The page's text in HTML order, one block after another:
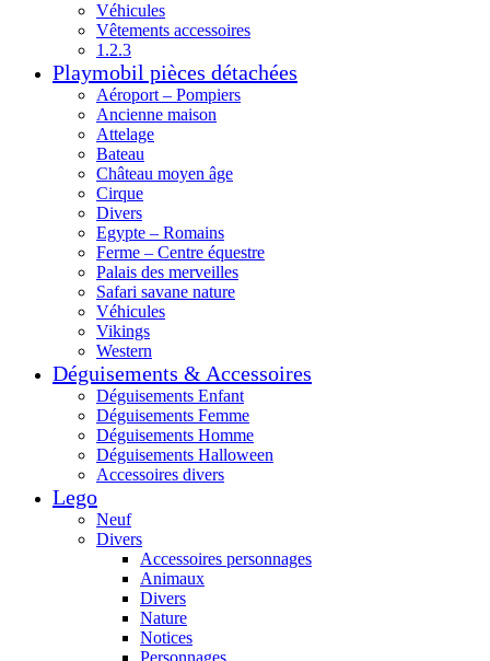
Véhicules
Vêtements accessoires
1.2.3
Playmobil pièces détachées
Aéroport – Pompiers
Ancienne maison
Attelage
Bateau
Château moyen âge
Cirque
Divers
Egypte – Romains
Ferme – Centre équestre
Palais des merveilles
Safari savane nature
Véhicules
Vikings
Western
Déguisements & Accessoires
Déguisements Enfant
Déguisements Femme
Déguisements Homme
Déguisements Halloween
Accessoires divers
Lego
Neuf
Divers
Accessoires personnages
Animaux
Divers
Nature
Notices
Personnages